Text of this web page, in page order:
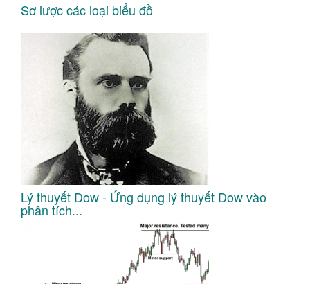
Sơ lược các loại biểu đồ
Lý thuyết Dow - Ứng dụng lý thuyết Dow vào
phân tích...